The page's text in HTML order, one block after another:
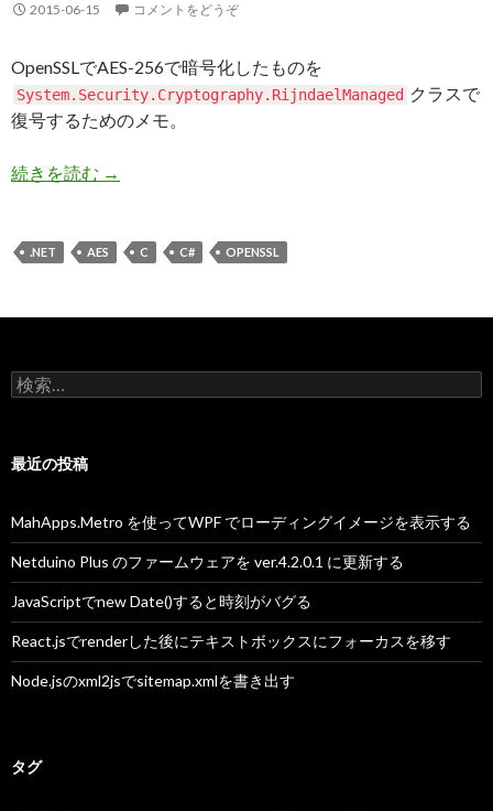
2015-06-15 コメントをどうぞ
OpenSSLでAES-256で暗号化したものを
System.Security.Cryptography.RijndaelManaged クラスで
復号するためのメモ。
続きを読む C言語OpenSSLのAES256とC# RijndaelManaged
→
.NET AES C C# OPENSSL
検
索
最近の投稿
MahApps.Metro を使ってWPF でローディングイメージを表示する
Netduino Plus のファームウェアを ver.4.2.0.1 に更新する
JavaScriptでnew Date()すると時刻がバグる
React.jsでrenderした後にテキストボックスにフォーカスを移す
Node.jsのxml2jsでsitemap.xmlを書き出す
タグ